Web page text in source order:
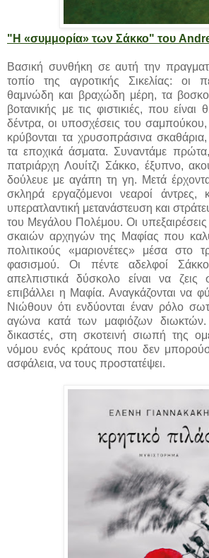
"Η «συμμορία» των Σάκκο" του
Βασική συνθήκη σε αυτή την
τοπίο της αγροτικής Σικελίας: οι
θαμνώδη και βραχώδη μέρη, τα
βοτανικής με τις φιστικιές, που είναι
δέντρα, οι υποσχέσεις του
κρύβονται τα χρυσοπράσινα σκαθάρια,
τα εποχικά άσματα. Συναντάμε
πατριάρχη Λουίτζι Σάκκο, έξυπνο,
δούλευε με αγάπη τη γη. Μετά
σκληρά εργαζόμενοι νεαροί άντρες,
υπερατλαντική μετανάστευση και
του Μεγάλου Πολέμου. Οι υπεξαιρέσεις
σκαιών αρχηγών της Μαφίας που
πολιτικούς «μαριονέτες» μέσα στο
φασισμού. Οι πέντε αδελφοί
απελπιστικά δύσκολο είναι να
επιβάλλει η Μαφία. Αναγκάζονται να
Νιώθουν ότι ενδύονται έναν ρόλο
αγώνα κατά των μαφιόζων διωκτών.
δικαστές, στη σκοτεινή σιωπή της
νόμου ενός κράτους που δεν
ασφάλεια, να τους προστατέψει.